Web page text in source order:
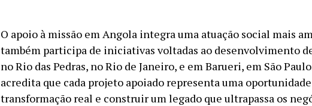
O apoio à missão em Angola integra uma atuação social mais
também participa de iniciativas voltadas ao desenvolvimento
no Rio das Pedras, no Rio de Janeiro, e em Barueri, em São
acredita que cada projeto apoiado representa uma
transformação real e construir um legado que ultrapassa os